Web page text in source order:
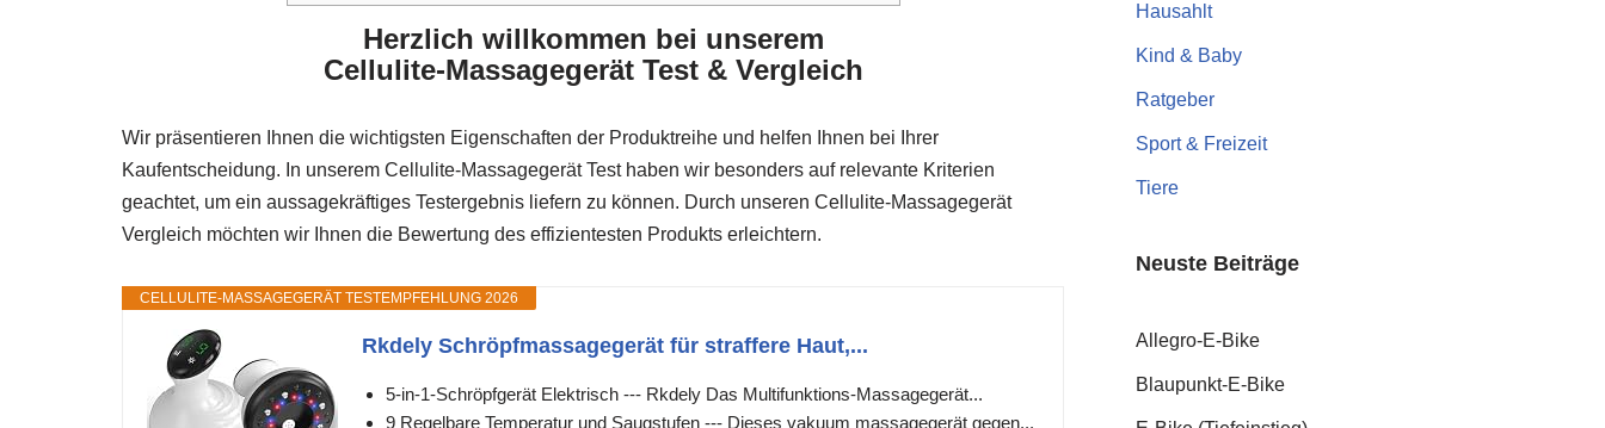
Herzlich willkommen bei unserem
Cellulite-Massagegerät Test & Vergleich
Wir präsentieren Ihnen die wichtigsten Eigenschaften der Produktreihe und helfen Ihnen bei Ihrer
Kaufentscheidung. In unserem Cellulite-Massagegerät Test haben wir besonders auf relevante Kriterien
geachtet, um ein aussagekräftiges Testergebnis liefern zu können. Durch unseren Cellulite-Massagegerät
Vergleich möchten wir Ihnen die Bewertung des effizientesten Produkts erleichtern.
CELLULITE-MASSAGEGERÄT TESTEMPFEHLUNG 2026
Rkdely Schröpfmassagegerät für straffere Haut,...
5-in-1-Schröpfgerät Elektrisch --- Rkdely Das Multifunktions-Massagegerät...
9 Regelbare Temperatur und Saugstufen --- Dieses vakuum massagegerät gegen...
Hausahlt
Kind & Baby
Ratgeber
Sport & Freizeit
Tiere
Neuste Beiträge
Allegro-E-Bike
Blaupunkt-E-Bike